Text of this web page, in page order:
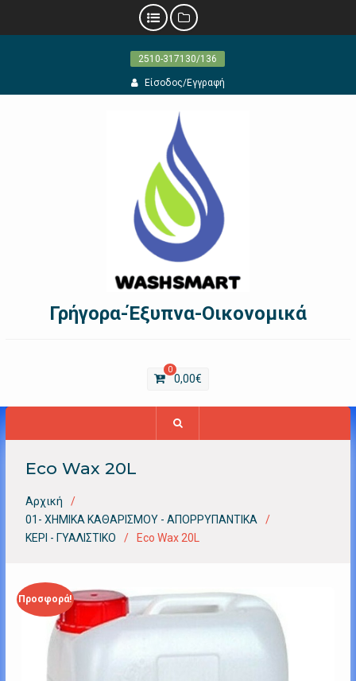
2510-317130/136
Είσοδος/Εγγραφή
Γρήγορα-Έξυπνα-Οικονομικά
0
0,00€
Eco Wax 20L
Αρχική
01- ΧΗΜΙΚΑ ΚΑΘΑΡΙΣΜΟΥ - ΑΠΟΡΡΥΠΑΝΤΙΚΑ
ΚΕΡΙ - ΓΥΑΛΙΣΤΙΚΟ
Eco Wax 20L
Προσφορά!